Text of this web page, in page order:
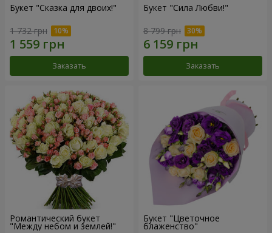
Букет "Сказка для двоих!"
1 732 грн
Заказать
Букет "Сила Любви!"
8 799 грн
Заказать
Романтический букет
"Между небом и землей!"
Букет "Цветочное
блаженство"